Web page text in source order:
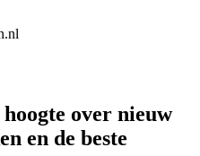
hoogte over nieuw
en de beste